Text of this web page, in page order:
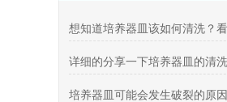
培养器皿可能会发生破裂的原因